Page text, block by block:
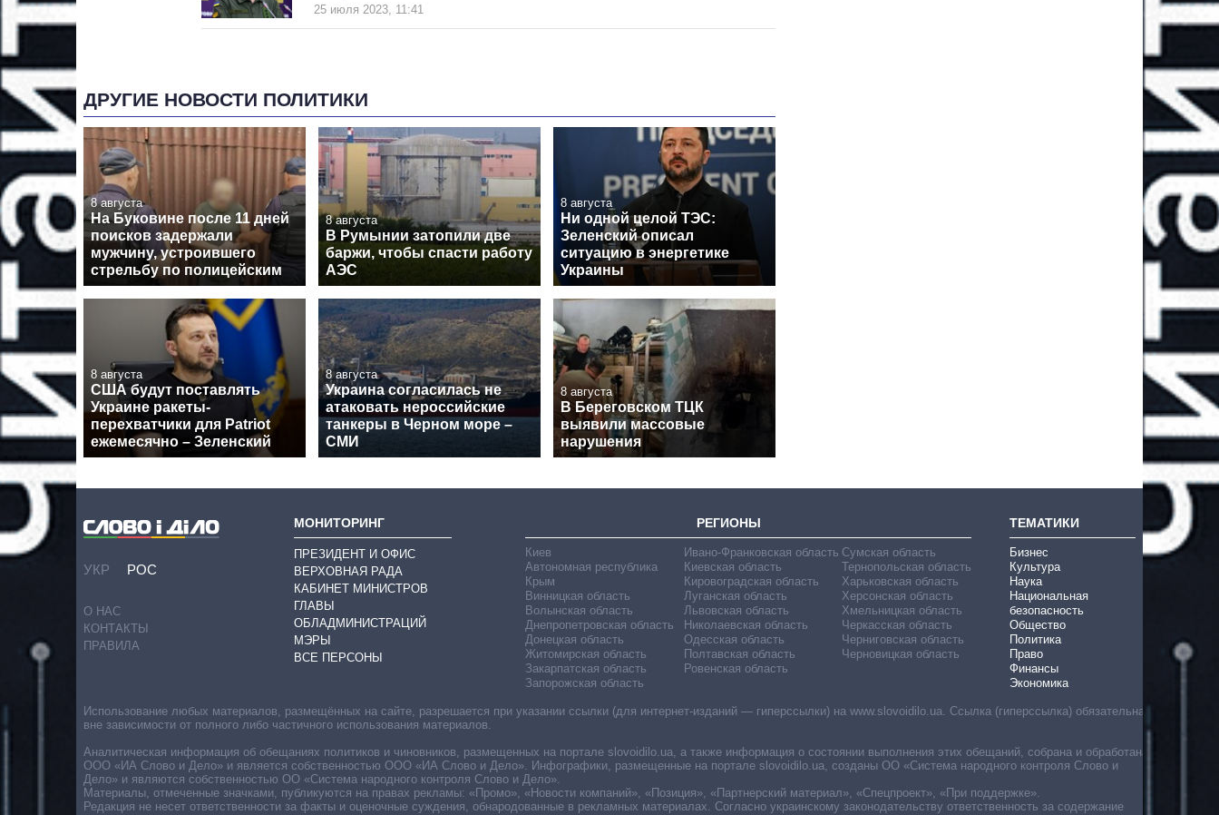
25 июля 2023, 11:41
ДРУГИЕ НОВОСТИ ПОЛИТИКИ
8 августа
На Буковине после 11 дней
поисков задержали
мужчину, устроившего
стрельбу по полицейским
8 августа
В Румынии затопили две
баржи, чтобы спасти работу
АЭС
8 августа
Ни одной целой ТЭС:
Зеленский описал
ситуацию в энергетике
Украины
8 августа
США будут поставлять
Украине ракеты-
перехватчики для Patriot
ежемесячно – Зеленский
8 августа
Украина согласилась не
атаковать нероссийские
танкеры в Черном море –
СМИ
8 августа
В Береговском ТЦК
выявили массовые
нарушения
УКР РОС
О НАС
КОНТАКТЫ
ПРАВИЛА
МОНИТОРИНГ
ПРЕЗИДЕНТ И ОФИС
ВЕРХОВНАЯ РАДА
КАБИНЕТ МИНИСТРОВ
ГЛАВЫ
ОБЛАДМИНИСТРАЦИЙ
МЭРЫ
ВСЕ ПЕРСОНЫ
РЕГИОНЫ
Киев
Автономная республика
Крым
Винницкая область
Волынская область
Днепропетровская область
Донецкая область
Житомирская область
Закарпатская область
Запорожская область
Ивано-Франковская область
Киевская область
Кировоградская область
Луганская область
Львовская область
Николаевская область
Одесская область
Полтавская область
Ровенская область
Сумская область
Тернопольская область
Харьковская область
Херсонская область
Хмельницкая область
Черкасская область
Черниговская область
Черновицкая область
ТЕМАТИКИ
Бизнес
Культура
Наука
Национальная
безопасность
Общество
Политика
Право
Финансы
Экономика
Использование любых материалов, размещённых на сайте, разрешается при указании ссылки (для интернет-изданий — гиперссылки) на www.slovoidilo.ua. Ссылка (гиперссылка) обязательна
вне зависимости от полного либо частичного использования материалов.
Аналитическая информация об обещаниях политиков и чиновников, размещенных на портале slovoidilo.ua, а также информация о состоянии выполнения этих обещаний, собрана и обработана
ООО «ИА Слово и Дело» и является собственностью ООО «ИА Слово и Дело». Инфографики, размещенные на портале slovoidilo.ua, созданы ОО «Система народного контроля Слово и
Дело» и являются собственностью ОО «Система народного контроля Слово и Дело».
Материалы, отмеченные значками, публикуются на правах рекламы: «Промо», «Новости компаний», «Позиция», «Партнерский материал», «Спецпроект», «При поддержке».
Редакция не несет ответственности за факты и оценочные суждения, обнародованные в рекламных материалах. Согласно украинскому законодательству ответственность за содержание